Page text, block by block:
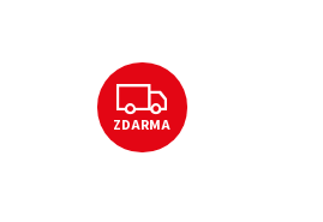
Z
D
ZDARMA